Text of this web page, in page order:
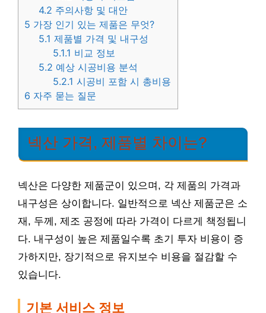
4.2 주의사항 및 대안
5 가장 인기 있는 제품은 무엇?
5.1 제품별 가격 및 내구성
5.1.1 비교 정보
5.2 예상 시공비용 분석
5.2.1 시공비 포함 시 총비용
6 자주 묻는 질문
넥산 가격, 제품별 차이는?
넥산은 다양한 제품군이 있으며, 각 제품의 가격과
내구성은 상이합니다. 일반적으로 넥산 제품군은 소
재, 두께, 제조 공정에 따라 가격이 다르게 책정됩니
다. 내구성이 높은 제품일수록 초기 투자 비용이 증
가하지만, 장기적으로 유지보수 비용을 절감할 수
있습니다.
기본 서비스 정보